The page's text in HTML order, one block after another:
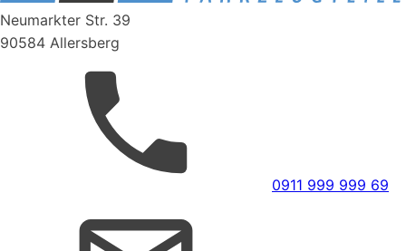
Neumarkter Str. 39
90584 Allersberg
0911 999 999 69